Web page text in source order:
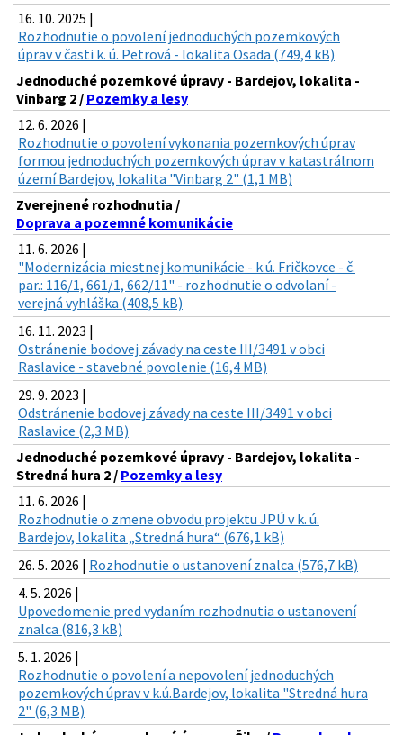
16. 10. 2025 |
Rozhodnutie o povolení jednoduchých pozemkových
úprav v časti k. ú. Petrová - lokalita Osada (749,4 kB)
Jednoduché pozemkové úpravy - Bardejov, lokalita -
Vinbarg 2 / Pozemky a lesy
12. 6. 2026 |
Rozhodnutie o povolení vykonania pozemkových úprav
formou jednoduchých pozemkových úprav v katastrálnom
území Bardejov, lokalita "Vinbarg 2" (1,1 MB)
Zverejnené rozhodnutia /
Doprava a pozemné komunikácie
11. 6. 2026 |
"Modernizácia miestnej komunikácie - k.ú. Fričkovce - č.
par.: 116/1, 661/1, 662/11" - rozhodnutie o odvolaní -
verejná vyhláška (408,5 kB)
16. 11. 2023 |
Ostránenie bodovej závady na ceste III/3491 v obci
Raslavice - stavebné povolenie (16,4 MB)
29. 9. 2023 |
Odstránenie bodovej závady na ceste III/3491 v obci
Raslavice (2,3 MB)
Jednoduché pozemkové úpravy - Bardejov, lokalita -
Stredná hura 2 / Pozemky a lesy
11. 6. 2026 |
Rozhodnutie o zmene obvodu projektu JPÚ v k. ú.
Bardejov, lokalita „Stredná hura“ (676,1 kB)
26. 5. 2026 | Rozhodnutie o ustanovení znalca (576,7 kB)
4. 5. 2026 |
Upovedomenie pred vydaním rozhodnutia o ustanovení
znalca (816,3 kB)
5. 1. 2026 |
Rozhodnutie o povolení a nepovolení jednoduchých
pozemkových úprav v k.ú.Bardejov, lokalita "Stredná hura
2" (6,3 MB)